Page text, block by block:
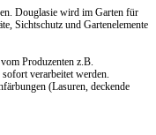
Douglasie wird im Garten für
Sichtschutz und Gartenelemente
Produzenten z.B.
verarbeitet werden.
(Lasuren, deckende